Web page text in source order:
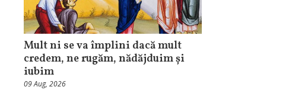
Mult ni se va împlini dacă mult
credem, ne rugăm, nădăjduim și
iubim
09 Aug, 2026